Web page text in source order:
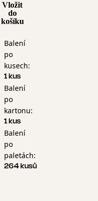
Vložit
do
košíku
Balení
po
kusech:
1 kus
Balení
po
kartonu:
1 kus
Balení
po
paletách:
264 kusů